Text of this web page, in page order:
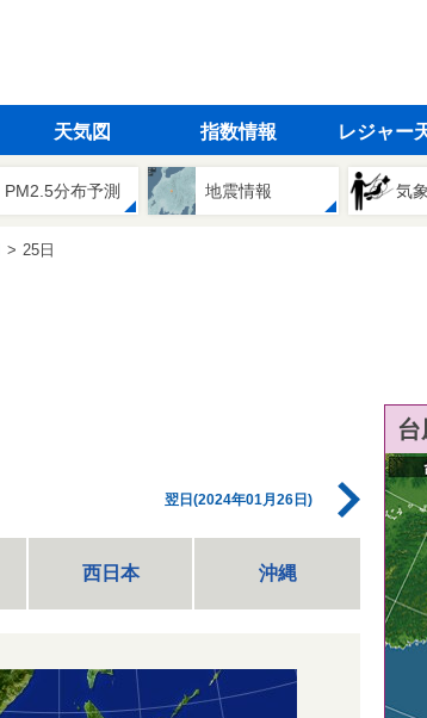
天気図 指数情報 レジャー
PM2.5分布予測 地震情報 気
25日
翌日(2024年01月26日)
西日本 沖縄